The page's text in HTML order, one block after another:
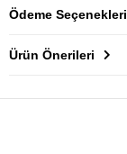
Ödeme Seçenekleri
Ürün Önerileri